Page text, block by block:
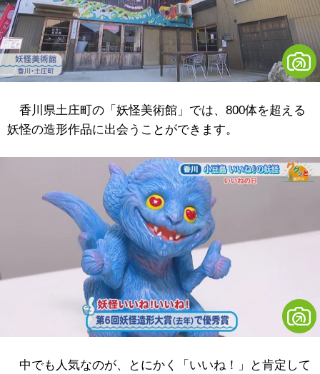
香川県土庄町の「妖怪美術館」では、800体を超える
妖怪の造形作品に出会うことができます。
中でも人気なのが、とにかく「いいね！」と肯定して